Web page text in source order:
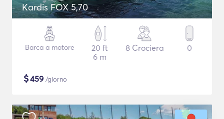
Kardis FOX 5,70
Barca a motore
20 ft
6 m
8 Crociera 0
$459 /giorno